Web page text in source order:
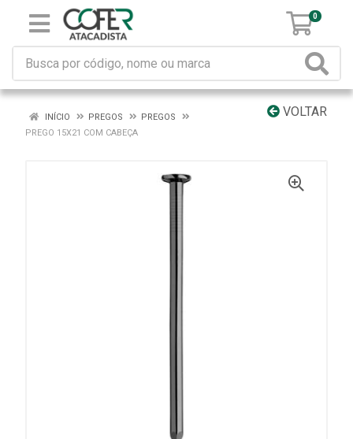
0
VOLTAR
INÍCIO PREGOS
PREGOS
PREGO 15X21 COM CABEÇA